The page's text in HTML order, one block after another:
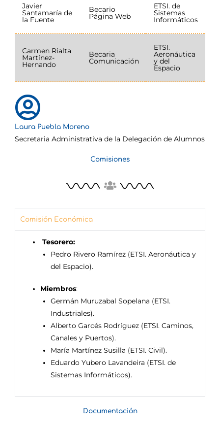
Javier
Santamaría de
la Fuente
Becario
Página Web
ETSI. de
Sistemas
Informáticos
Carmen Rialta
Martínez-
Hernando
Becaria
Comunicación
ETSI.
Aeronáutica
y del
Espacio
Laura Puebla Moreno
Secretaria Administrativa de la Delegación de Alumnos
Comisiones
Comisión Económica
Tesorero:
Pedro Rivero Ramírez (ETSI. Aeronáutica y
del Espacio).
Miembros:
Germán Muruzabal Sopelana (ETSI.
Industriales).
Alberto Garcés Rodríguez (ETSI. Caminos,
Canales y Puertos).
María Martínez Susilla (ETSI. Civil).
Eduardo Yubero Lavandeira (ETSI. de
Sistemas Informáticos).
Documentación